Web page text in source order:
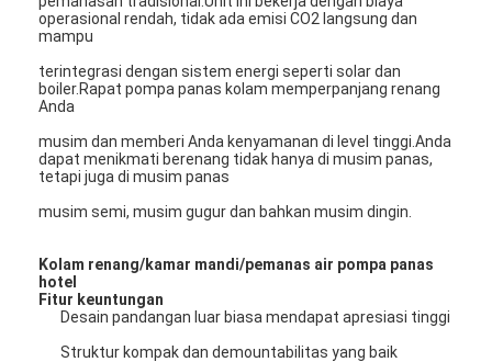
Pompa Lumpur Horizontal
Pompa Lumpur Vertikal
Pompa Lumpur Sentrifugal
Pompa Lumpur Tugas Berat
Pompa Panas Sumber Air
Pompa Panas Hidronik
Pompa Panas Kolam Renang
operasional rendah, tidak ada emisi CO2 langsung dan
mampu
terintegrasi dengan sistem energi seperti solar dan
boiler.Rapat pompa panas kolam memperpanjang renang
Anda
musim dan memberi Anda kenyamanan di level tinggi.Anda
dapat menikmati berenang tidak hanya di musim panas,
tetapi juga di musim panas
musim semi, musim gugur dan bahkan musim dingin.
Kolam renang/kamar mandi/pemanas air pompa panas
hotel
Fitur keuntungan
Desain pandangan luar biasa mendapat apresiasi tinggi
Struktur kompak dan demountabilitas yang baik